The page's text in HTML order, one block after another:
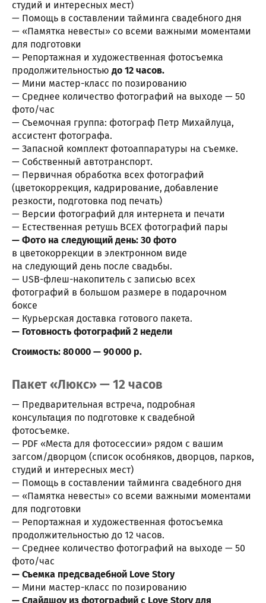
студий и интересных мест)
— Помощь в составлении тайминга свадебного дня
— «Памятка невесты» со всеми важными моментами
для подготовки
— Репортажная и художественная фотосъемка
продолжительностью до 12 часов.
— Мини мастер-класс по позированию
— Среднее количество фотографий на выходе — 50
фото/час
— Съемочная группа: фотограф Петр Михайлуца,
ассистент фотографа.
— Запасной комплект фотоаппаратуры на съемке.
— Собственный автотранспорт.
— Первичная обработка всех фотографий
(цветокоррекция, кадрирование, добавление
резкости, подготовка под печать)
— Версии фотографий для интернета и печати
— Естественная ретушь ВСЕХ фотографий пары
— Фото на следующий день: 30 фото
в цветокоррекции в электронном виде
на следующий день после свадьбы.
— USB-флеш-накопитель с записью всех
фотографий в большом размере в подарочном
боксе
— Курьерская доставка готового пакета.
— Готовность фотографий 2 недели
Стоимость: 80 000 — 90 000 р.
Пакет «Люкс» — 12 часов
— Предварительная встреча, подробная
консультация по подготовке к свадебной
фотосъемке.
— PDF «Места для фотосессии» рядом с вашим
загсом/дворцом (список особняков, дворцов, парков,
студий и интересных мест)
— Помощь в составлении тайминга свадебного дня
— «Памятка невесты» со всеми важными моментами
для подготовки
— Репортажная и художественная фотосъемка
продолжительностью до 12 часов.
— Среднее количество фотографий на выходе — 50
фото/час
— Съемка предсвадебной Love Story
— Мини мастер-класс по позированию
— Слайдшоу из фотографий с Love Story для